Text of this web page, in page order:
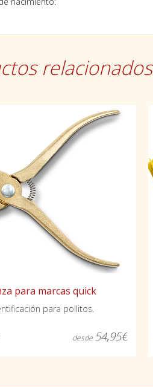
relacionados
para marcas quick
para pollitos.
desde 54,95€